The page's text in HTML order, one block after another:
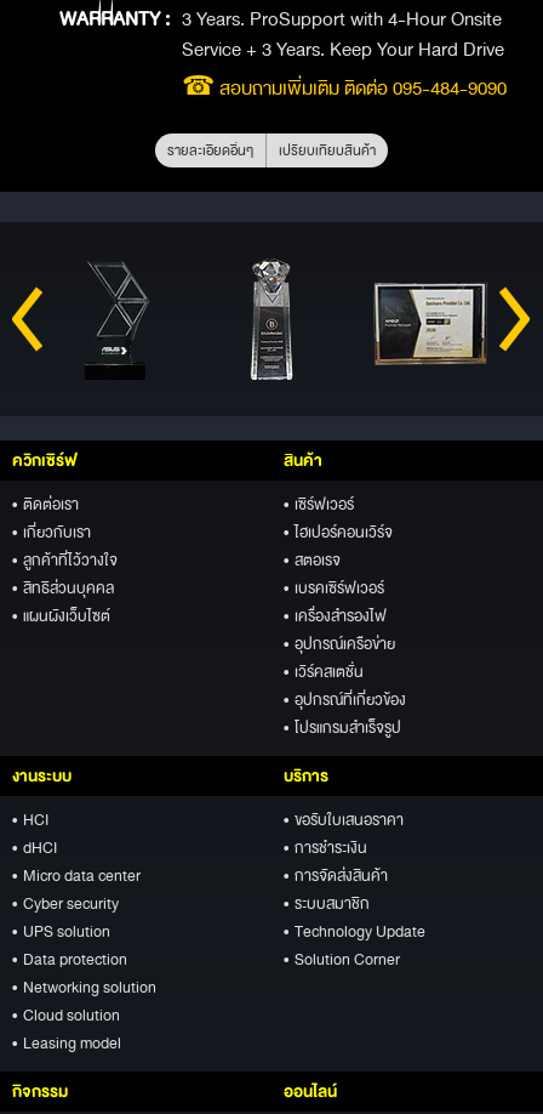
WARRANTY : 3 Years. ProSupport with 4-Hour Onsite
Service + 3 Years. Keep Your Hard Drive
☎ สอบถามเพิ่มเติม ติดต่อ 095-484-9090
รายละเอียดอื่นๆ เปรียบเทียบสินค้า
ควิกเซิร์ฟ
• ติดต่อเรา
• เกี่ยวกับเรา
• ลูกค้าที่ไว้วางใจ
• สิทธิส่วนบุคคล
• แผนผังเว็บไซต์
สินค้า
• เซิร์ฟเวอร์
• ไฮเปอร์คอนเวิร์จ
• สตอเรจ
• เบรคเซิร์ฟเวอร์
• เครื่องสำรองไฟ
• อุปกรณ์เครือข่าย
• เวิร์คสเตชั่น
• อุปกรณ์ที่เกี่ยวข้อง
• โปรแกรมสำเร็จรูป
งานระบบ
• HCI
• dHCI
• Micro data center
• Cyber security
• UPS solution
• Data protection
• Networking solution
• Cloud solution
• Leasing model
บริการ
• ขอรับใบเสนอราคา
• การชำระเงิน
• การจัดส่งสินค้า
• ระบบสมาชิก
• Technology Update
• Solution Corner
กิจกรรม ออนไลน์